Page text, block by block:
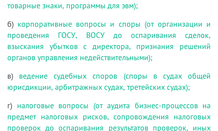
товарные знаки, программы для эвм);
б) корпоративные вопросы и споры (от организации и
проведения ГОСУ, ВОСУ до оспаривания сделок,
взыскания убытков с директора, признания решений
органов управления недействительными);
в) ведение судебных споров (споры в судах общей
юрисдикции, арбитражных судах, третейских судах);
г) налоговые вопросы (от аудита бизнес-процессов на
предмет налоговых рисков, сопровождения налоговых
проверок до оспаривания результатов проверок, иных